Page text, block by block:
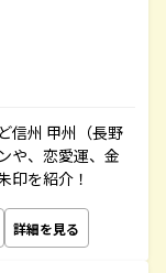
信州 甲州（長野
や、恋愛運、金
印を紹介！
詳細を見る